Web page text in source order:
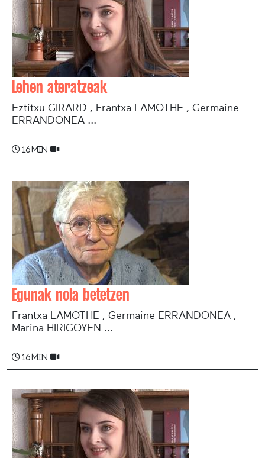
Lehen ateratzeak
Eztitxu GIRARD , Frantxa LAMOTHE , Germaine
ERRANDONEA ...
16 min
Egunak nola betetzen
Frantxa LAMOTHE , Germaine ERRANDONEA ,
Marina HIRIGOYEN ...
16 min